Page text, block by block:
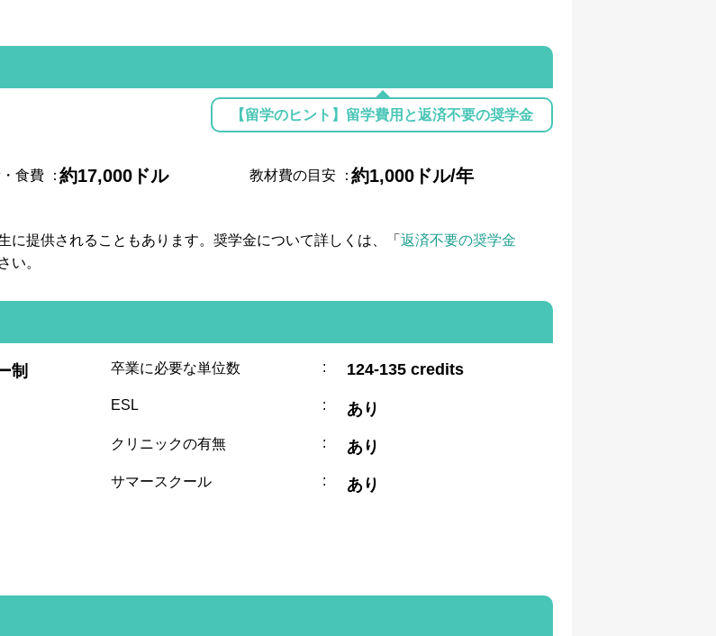
【留学のヒント】留学費用と返済不要の奨学金
食費 ：約17,000ドル 教材費の目安 ：約1,000ドル/年
提供されることもあります。奨学金について詳しくは、「返済不要の奨学金
い。
制 卒業に必要な単位数 : 124-135 credits
ESL : あり
クリニックの有無 : あり
サマースクール : あり